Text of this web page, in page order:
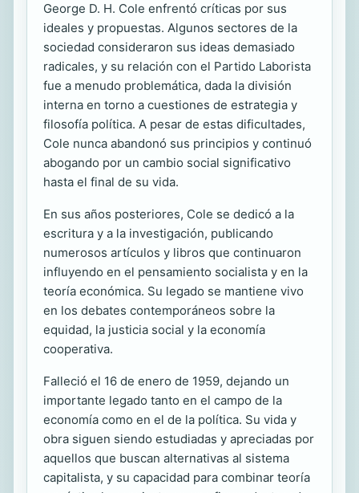
George D. H. Cole enfrentó críticas por sus
ideales y propuestas. Algunos sectores de la
sociedad consideraron sus ideas demasiado
radicales, y su relación con el Partido Laborista
fue a menudo problemática, dada la división
interna en torno a cuestiones de estrategia y
filosofía política. A pesar de estas dificultades,
Cole nunca abandonó sus principios y continuó
abogando por un cambio social significativo
hasta el final de su vida.
En sus años posteriores, Cole se dedicó a la
escritura y a la investigación, publicando
numerosos artículos y libros que continuaron
influyendo en el pensamiento socialista y en la
teoría económica. Su legado se mantiene vivo
en los debates contemporáneos sobre la
equidad, la justicia social y la economía
cooperativa.
Falleció el 16 de enero de 1959, dejando un
importante legado tanto en el campo de la
economía como en el de la política. Su vida y
obra siguen siendo estudiadas y apreciadas por
aquellos que buscan alternativas al sistema
capitalista, y su capacidad para combinar teoría